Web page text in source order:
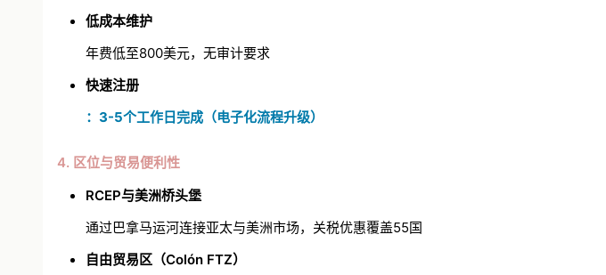
低成本维护
年费低至800美元，无审计要求
快速注册
：3-5个工作日完成（电子化流程升级）
4. 区位与贸易便利性
RCEP与美洲桥头堡
通过巴拿马运河连接亚太与美洲市场，关税优惠覆盖55国
自由贸易区（Colón FTZ）